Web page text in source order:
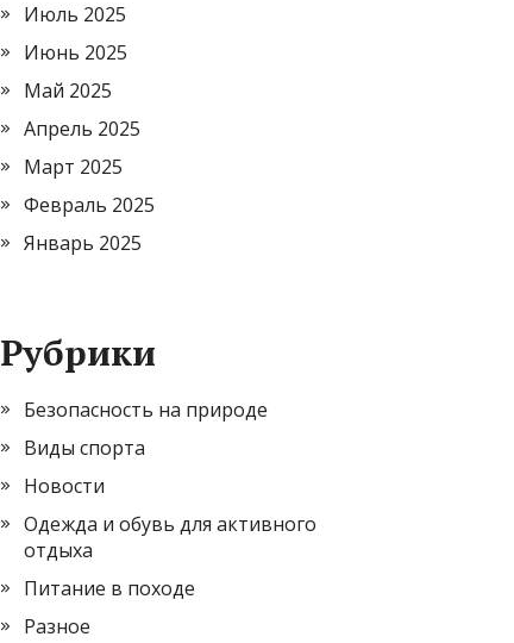
Июль 2025
Июнь 2025
Май 2025
Апрель 2025
Март 2025
Февраль 2025
Январь 2025
Рубрики
Безопасность на природе
Виды спорта
Новости
Одежда и обувь для активного
отдыха
Питание в походе
Разное